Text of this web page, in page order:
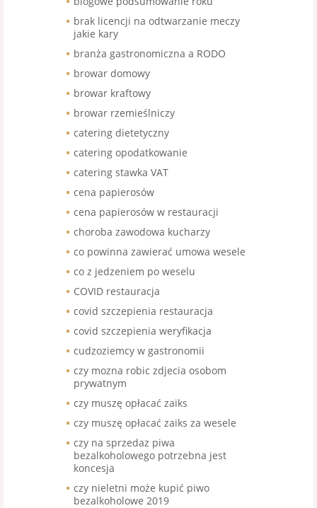
brak licencji na odtwarzanie meczy
jakie kary
branża gastronomiczna a RODO
browar domowy
browar kraftowy
browar rzemieślniczy
catering dietetyczny
catering opodatkowanie
catering stawka VAT
cena papierosów
cena papierosów w restauracji
choroba zawodowa kucharzy
co powinna zawierać umowa wesele
co z jedzeniem po weselu
COVID restauracja
covid szczepienia restauracja
covid szczepienia weryfikacja
cudzoziemcy w gastronomii
czy mozna robic zdjecia osobom
prywatnym
czy muszę opłacać zaiks
czy muszę opłacać zaiks za wesele
czy na sprzedaz piwa
bezalkoholowego potrzebna jest
koncesja
czy nieletni może kupić piwo
bezalkoholowe 2019